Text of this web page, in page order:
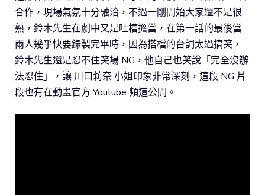
合作，現場氣氛十分融洽，不過一剛開始大家還不是很
熟，鈴木先生在劇中又是吐槽擔當，在第一話的最後當
兩人幾乎快要錄製完畢時，因為搭檔的台詞太過搞笑，
鈴木先生還是忍不住笑場 NG，他自己也笑說「完全沒辦
法忍住」，讓 川口莉奈 小姐印象非常深刻，這段 NG 片
段也有在動畫官方 Youtube 頻道公開。